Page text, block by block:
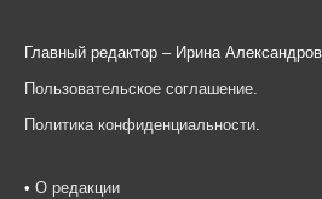
Главный редактор – Ирина
Пользовательское соглашение
Политика конфиденциальности
• О редакции